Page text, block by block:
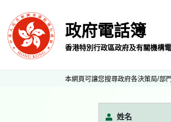
政府電話簿
香港特別行政區政府及有關機構
本網頁可讓您搜尋政府各決策局/部
姓名